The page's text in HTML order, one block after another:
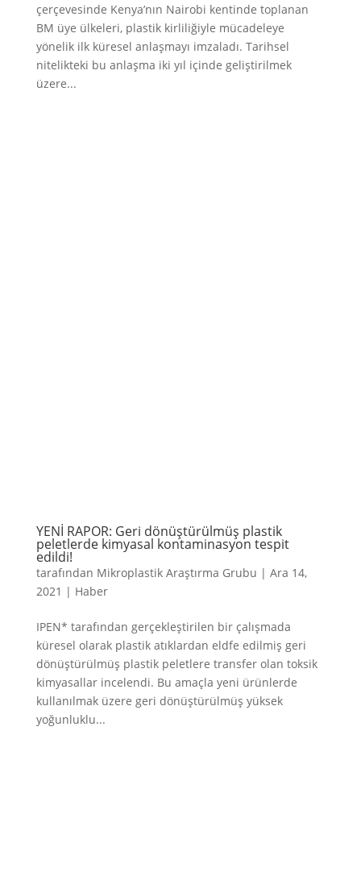
çerçevesinde Kenya’nın Nairobi kentinde toplanan
BM üye ülkeleri, plastik kirliliğiyle mücadeleye
yönelik ilk küresel anlaşmayı imzaladı. Tarihsel
nitelikteki bu anlaşma iki yıl içinde geliştirilmek
üzere...
YENİ RAPOR: Geri dönüştürülmüş plastik
peletlerde kimyasal kontaminasyon tespit
edildi!
tarafından Mikroplastik Araştırma Grubu | Ara 14,
2021 | Haber
IPEN* tarafından gerçekleştirilen bir çalışmada
küresel olarak plastik atıklardan eldfe edilmiş geri
dönüştürülmüş plastik peletlere transfer olan toksik
kimyasallar incelendi. Bu amaçla yeni ürünlerde
kullanılmak üzere geri dönüştürülmüş yüksek
yoğunluklu...